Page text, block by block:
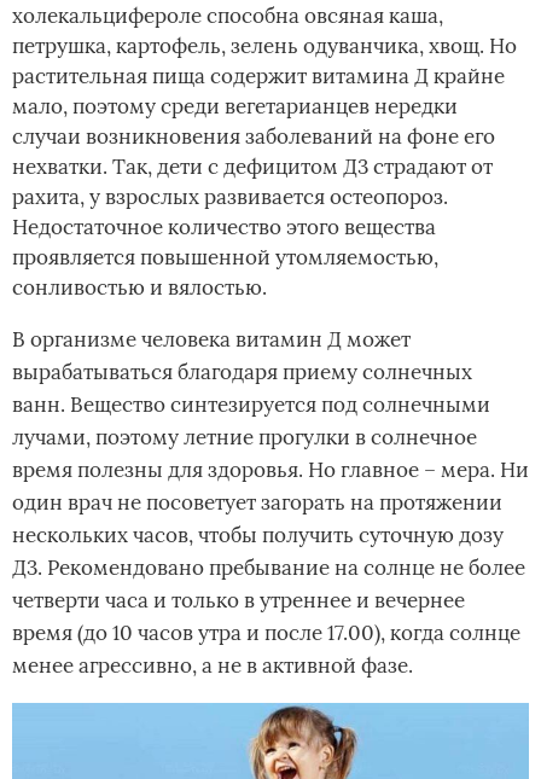
холекальцифероле способна овсяная каша,
петрушка, картофель, зелень одуванчика, хвощ. Но
растительная пища содержит витамина Д крайне
мало, поэтому среди вегетарианцев нередки
случаи возникновения заболеваний на фоне его
нехватки. Так, дети с дефицитом Д3 страдают от
рахита, у взрослых развивается остеопороз.
Недостаточное количество этого вещества
проявляется повышенной утомляемостью,
сонливостью и вялостью.
В организме человека витамин Д может
вырабатываться благодаря приему солнечных
ванн. Вещество синтезируется под солнечными
лучами, поэтому летние прогулки в солнечное
время полезны для здоровья. Но главное – мера. Ни
один врач не посоветует загорать на протяжении
нескольких часов, чтобы получить суточную дозу
Д3. Рекомендовано пребывание на солнце не более
четверти часа и только в утреннее и вечернее
время (до 10 часов утра и после 17.00), когда солнце
менее агрессивно, а не в активной фазе.